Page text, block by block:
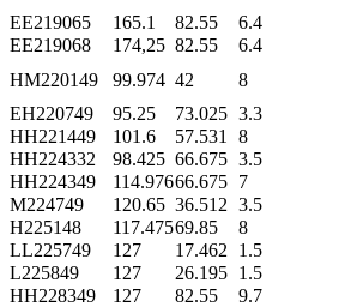
EE219065
165.1 82.55 6.4
EE219068
174,25 82.55 6.4
HM220149
99.974 42 8
EH220749
95.25 73.025 3.3
HH221449
101.6 57.531 8
HH224332
98.425 66.675 3.5
HH224349 114.97666.675 7
M224749
120.65 36.512 3.5
H225148
117.47569.85 8
LL225749
127 17.462 1.5
L225849
127 26.195 1.5
HH228349
127 82.55 9.7